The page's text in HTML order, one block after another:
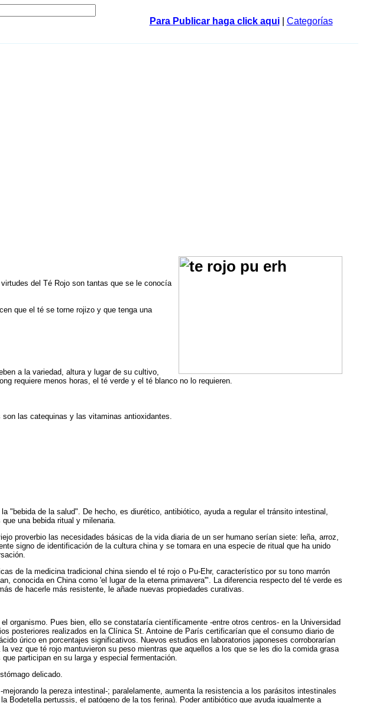
Para Publicar haga click aqui| Categorías
del Té Rojo son tantas que se le conocía
que el té se torne rojizo y que tenga una
a la variedad, altura y lugar de su cultivo,
requiere menos horas, el té verde y el té blanco no lo requieren.
las catequinas y las vitaminas antioxidantes.
"bebida de la salud". De hecho, es diurético, antibiótico, ayuda a regular el tránsito intestinal,
una bebida ritual y milenaria.
proverbio las necesidades básicas de la vida diaria de un ser humano serían siete: leña, arroz,
signo de identificación de la cultura china y se tomara en una especie de ritual que ha unido
de la medicina tradicional china siendo el té rojo o Pu-Ehr, característico por su tono marrón
conocida en China como 'el lugar de la eterna primavera'". La diferencia respecto del té verde es
de hacerle más resistente, le añade nuevas propiedades curativas.
organismo. Pues bien, ello se constataría científicamente -entre otros centros- en la Universidad
posteriores realizados en la Clínica St. Antoine de París certificarían que el consumo diario de
úrico en porcentajes significativos. Nuevos estudios en laboratorios japoneses corroborarían
vez que té rojo mantuvieron su peso mientras que aquellos a los que se les dio la comida grasa
participan en su larga y especial fermentación.
delicado.
la pereza intestinal-; paralelamente, aumenta la resistencia a los parásitos intestinales
pertussis, el patógeno de la tos ferina). Poder antibiótico que ayuda igualmente a